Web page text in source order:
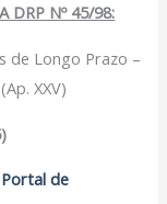
DRP Nº 45/98:
de Longo Prazo –
XXV)
de